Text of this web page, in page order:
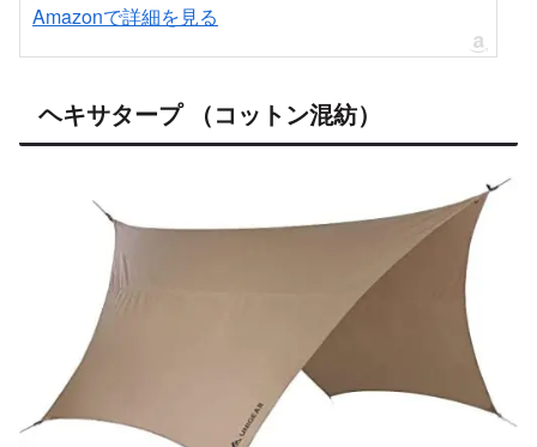
Amazonで詳細を見る
ヘキサタープ （コットン混紡）